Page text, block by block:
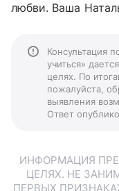
любви. Ваша
Консультация
учиться»
целях. По
пожалуйста,
выявления
Ответ
ИНФОРМАЦИЯ
ЦЕЛЯХ. НЕ
ПЕРВЫХ